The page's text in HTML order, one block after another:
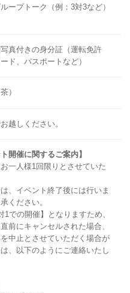
ープトーク（例：3対3など）
真付きの身分証（運転免許
ド、パスポートなど）
）
越しください。
開催に関するご案内】
一人様1回限りとさせていた
、イベント終了後には行いま
ください。
での開催】となりますため、
前にキャンセルされた場合、
中止とさせていただく場合が
、以下のようにご連絡いたし